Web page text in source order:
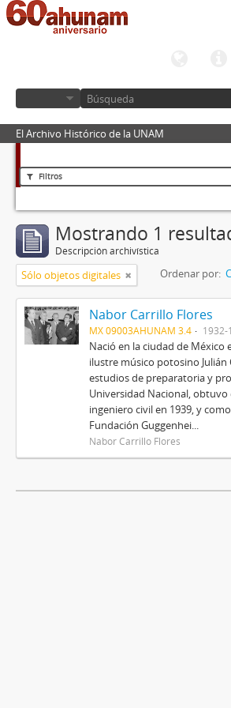
El Archivo Histórico de la UNAM
Filtros
Mostrando 1
Descripción archivística
Sólo objetos digitales Ordenar por:
Nabor Carrillo Flores
MX 09003AHUNAM 3.4 1932-
Nació en la ciudad de México
ilustre músico potosino Julián
estudios de preparatoria y
Universidad Nacional,
ingeniero civil en 1939, y
Fundación Guggenhei...
Nabor Carrillo Flores